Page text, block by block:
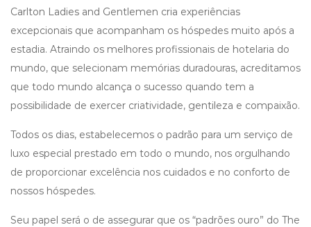
Carlton Ladies and Gentlemen cria experiências
excepcionais que acompanham os hóspedes muito após a
estadia. Atraindo os melhores profissionais de hotelaria do
mundo, que selecionam memórias duradouras, acreditamos
que todo mundo alcança o sucesso quando tem a
possibilidade de exercer criatividade, gentileza e compaixão.
Todos os dias, estabelecemos o padrão para um serviço de
luxo especial prestado em todo o mundo, nos orgulhando
de proporcionar excelência nos cuidados e no conforto de
nossos hóspedes.
Seu papel será o de assegurar que os “padrões ouro” do The